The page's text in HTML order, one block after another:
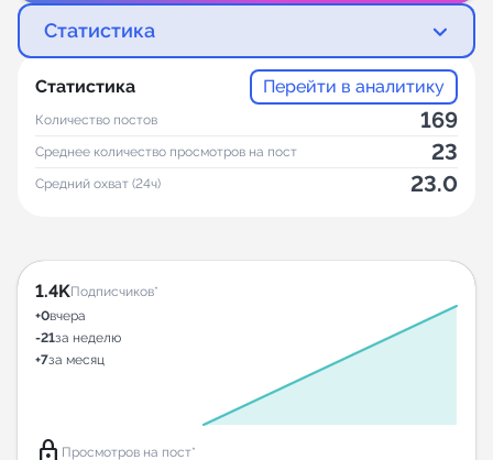
Статистика
Статистика Перейти в аналитику
Количество постов 169
Среднее количество просмотров на пост 23
Средний охват (24ч) 23.0
1.4KПодписчиков*
+0вчера
-21за неделю
+7за месяц
lock Просмотров на пост*